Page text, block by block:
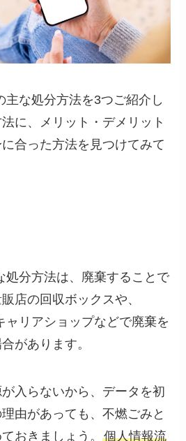
主な処分方法を3つご紹介し
に、メリット・デメリット
合った方法を見つけてみて
処分方法は、廃棄することで
店の回収ボックスや、
ャリアショップなどで廃棄を
があります。
入らないから、データを初
由があっても、不燃ごみと
おきましょう。個人情報流